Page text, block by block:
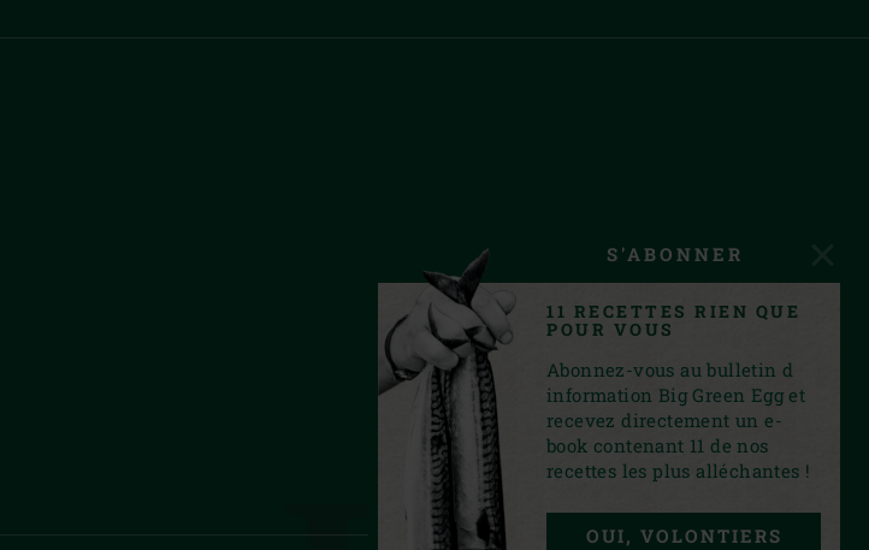
S'ABONNER
11 RECETTES RIEN QUE
POUR VOUS
Abonnez-vous au bulletin d
information Big Green Egg et
recevez directement un e-
book contenant 11 de nos
recettes les plus alléchantes !
OUI, VOLONTIERS